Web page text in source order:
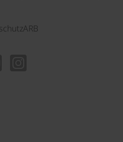
ARB